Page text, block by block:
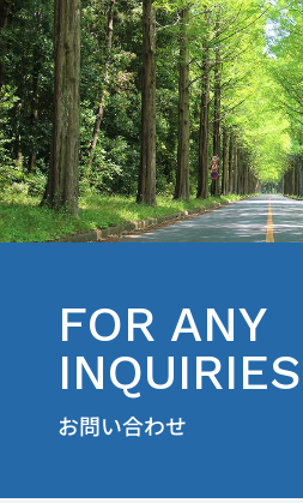
FOR ANY
INQUIRIES
お問い合わせ